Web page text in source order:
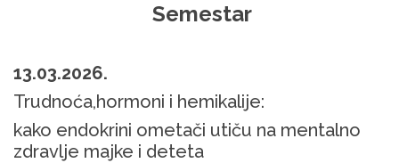
Semestar
13.03.2026.
Trudnoća,hormoni i hemikalije:
kako endokrini ometači utiču na mentalno
zdravlje majke i deteta